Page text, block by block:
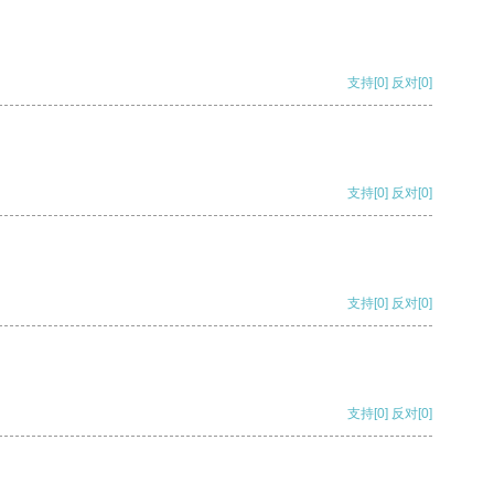
支持[0] 反对[0]
支持[0] 反对[0]
支持[0] 反对[0]
支持[0] 反对[0]